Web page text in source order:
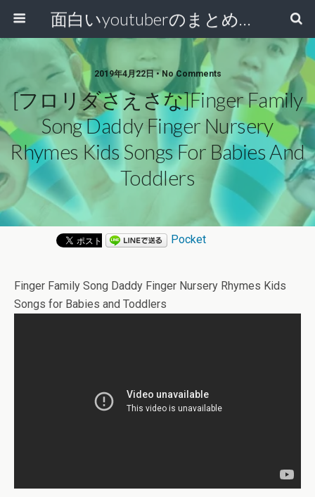
面白いyoutuberのまとめ動画
2019年4月22日 • No Comments
[フロリダさえさな]Finger Family
Song Daddy Finger Nursery
Rhymes Kids Songs For Babies And
Toddlers
Pocket
Finger Family Song Daddy Finger Nursery Rhymes Kids
Songs for Babies and Toddlers